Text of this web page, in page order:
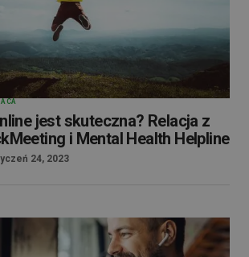
jest skuteczna? Relacja z
i Mental Health Helpline
24, 2023